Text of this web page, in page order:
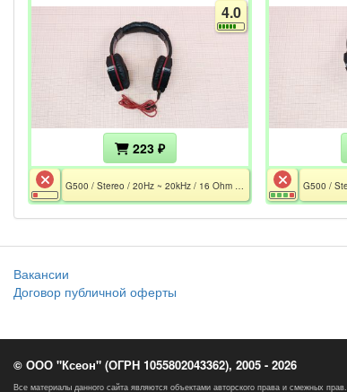
4.0
223 ₽
Вакансии
Договор публичной оферты
© ООО "Ксеон" (ОГРН 1055802043362), 2005 - 2026
Все материалы данного сайта являются объектами авторского права и смежных прав.